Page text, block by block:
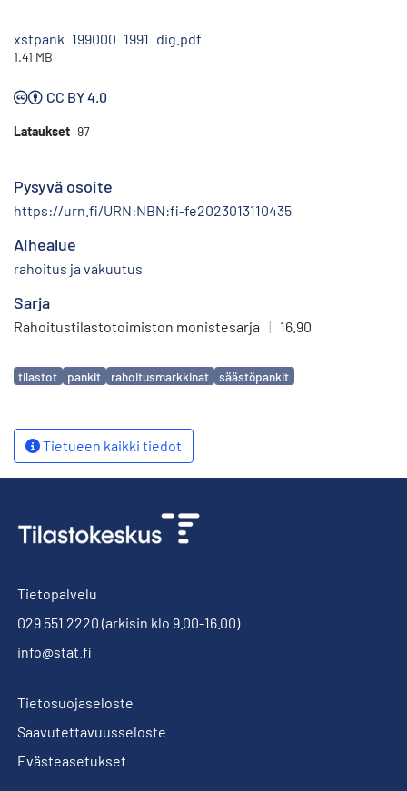
xstpank_199000_1991_dig.pdf
1.41 MB
CC BY 4.0
Lataukset 97
Pysyvä osoite
https://urn.fi/URN:NBN:fi-fe2023013110435
Aihealue
rahoitus ja vakuutus
Sarja
Rahoitustilastotoimiston monistesarja | 16.90
Avainsanat
tilastot pankit rahoitusmarkkinat säästöpankit
Tietueen kaikki tiedot
Tietopalvelu
029 551 2220 (arkisin klo 9.00-16.00)
info@stat.fi
Tietosuojaseloste
Saavutettavuusseloste
Evästeasetukset